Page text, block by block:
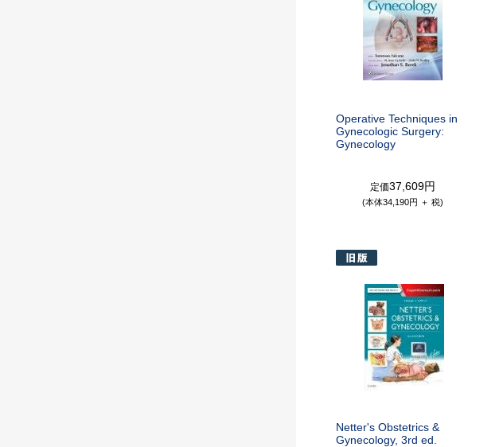
Operative Techniques in
Gynecologic Surgery:
Gynecology
定価37,609円
(本体34,190円 ＋ 税)
Netter's Obstetrics &
Gynecology, 3rd ed.